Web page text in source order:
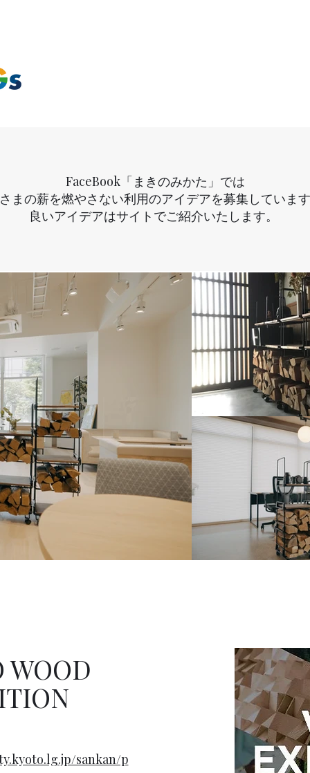
FaceBook「まきのみかた」では
まの薪を燃やさない利用のアイデアを募集していま
良いアイデアはサイトでご紹介いたします。
WOOD
sankan/p